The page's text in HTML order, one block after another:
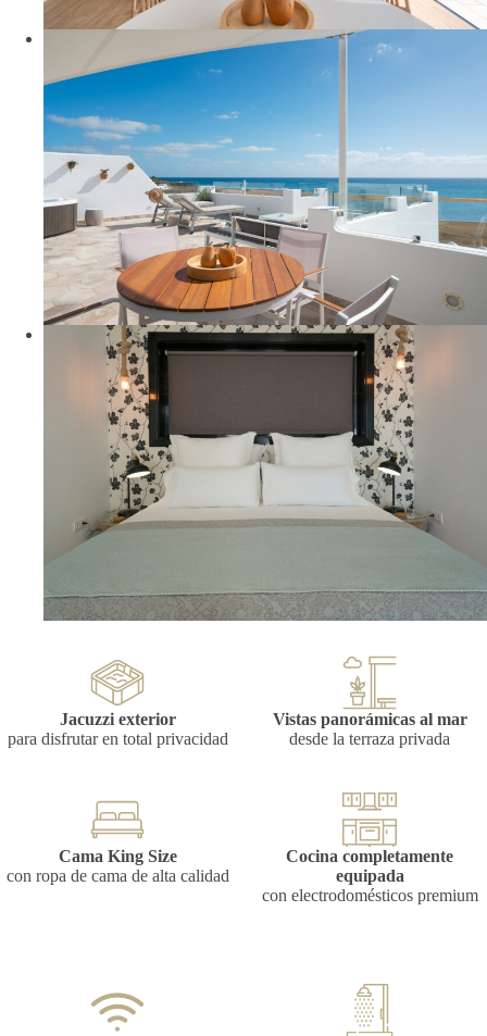
Jacuzzi exterior
para disfrutar en total privacidad
Vistas panorámicas al mar
desde la terraza privada
Cama King Size
con ropa de cama de alta calidad
Cocina completamente
equipada
con electrodomésticos premium